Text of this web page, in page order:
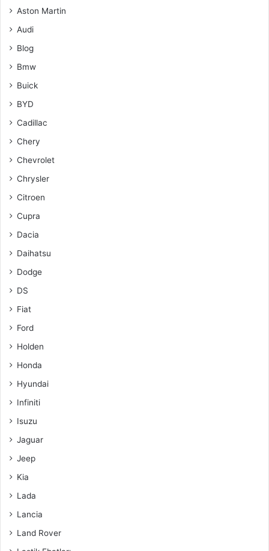
Aston Martin
Audi
Blog
Bmw
Buick
BYD
Cadillac
Chery
Chevrolet
Chrysler
Citroen
Cupra
Dacia
Daihatsu
Dodge
DS
Fiat
Ford
Holden
Honda
Hyundai
Infiniti
Isuzu
Jaguar
Jeep
Kia
Lada
Lancia
Land Rover